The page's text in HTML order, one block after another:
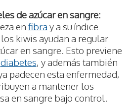
de azúcar en sangre:
en fibra y a su índice
kiwis ayudan a regular
en sangre. Esto previene
diabetes, y además también
padecen esta enfermedad,
a mantener los
en sangre bajo control.